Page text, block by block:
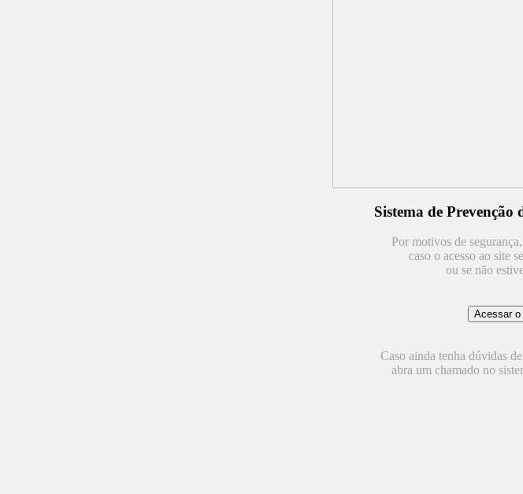
Sistema de Prevenção
Por motivos de
caso o acesso ao site
ou se não
Caso ainda tenha dúvidas
abra um chamado no